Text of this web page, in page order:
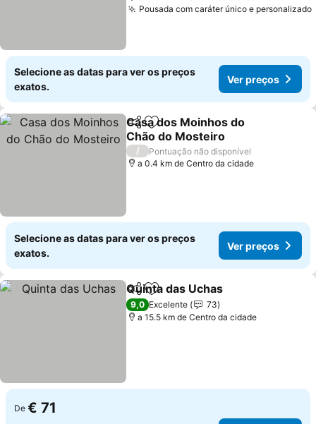
Pousada com caráter único e personalizado
Selecione as datas para ver os preços
exatos.
Ver preços
PartilharAdicionar aos favoritos
Casa dos Moinhos do
Chão do Mosteiro
Ver preços
/
Pontuação não disponível
a 0.4 km de Centro da cidade
Selecione as datas para ver os preços
exatos.
Ver preços
PartilharAdicionar aos favoritos
Quinta das Uchas
9,0 Excelente
73
a 15.5 km de Centro da cidade
De € 71